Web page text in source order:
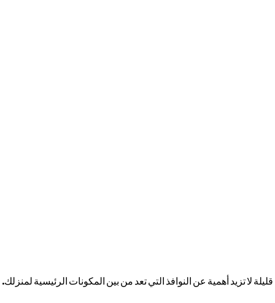
لا تزيد أهمية عن النوافذ التي تعد من بين المكونات الرئيسية لمنزلك.